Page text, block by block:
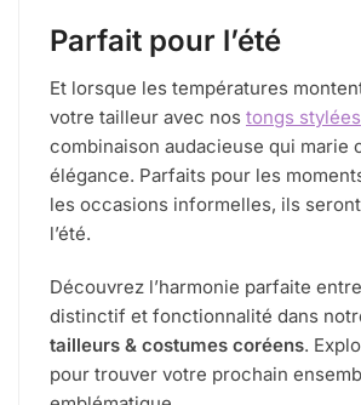
Parfait pour l’été
Et lorsque les températures
votre tailleur avec nos tongs stylées
combinaison audacieuse qui marie
élégance. Parfaits pour les
les occasions informelles, ils
l’été.
Découvrez l’harmonie parfaite
distinctif et fonctionnalité dans
tailleurs & costumes coréens.
pour trouver votre prochain